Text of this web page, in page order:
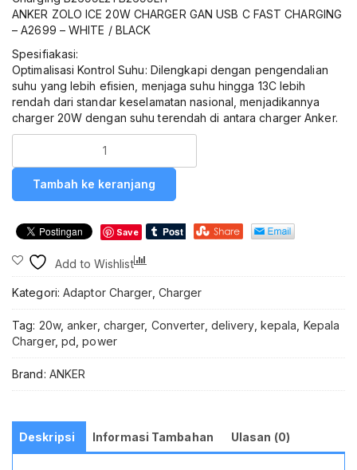
ANKER ZOLO ICE 20W CHARGER GAN USB C FAST CHARGING
– A2699 – WHITE / BLACK
Spesifiakasi:
Optimalisasi Kontrol Suhu: Dilengkapi dengan pengendalian
suhu yang lebih efisien, menjaga suhu hingga 13C lebih
rendah dari standar keselamatan nasional, menjadikannya
charger 20W dengan suhu terendah di antara charger Anker.
B2699
Kepala
Charger
Set
Zolo
Ice
20W
+
Type-
C
Lightning
C
Tambah ke keranjang
Save
Add to Wishlist
Kategori: Adaptor Charger, Charger
Tag: 20w,anker, charger, Converter, delivery, kepala Kepala
Charger, pd ,power
Brand: ANKER
Deskripsi Informasi Tambahan Ulasan (0)